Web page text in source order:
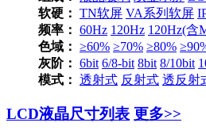
软硬： TN软屏 VA系列软屏
频率： 60Hz 120Hz 120Hz(含
色域： ≥60% ≥70% ≥80%
灰阶： 6bit 6/8-bit 8bit 8/10bit
模式： 透射式 反射式 透反射
LCD液晶尺寸列表 更多>>